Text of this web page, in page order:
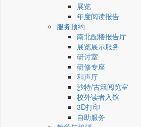
展览
年度阅读报告
服务预约
南北配楼报告厅
展览展示服务
研讨室
研修专座
和声厅
沙特/古籍阅览室
校外读者入馆
3D打印
自助服务